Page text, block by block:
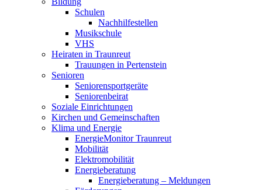
Schulen
Nachhilfestellen
Musikschule
VHS
Heiraten in Traunreut
Trauungen in Pertenstein
Senioren
Seniorensportgeräte
Seniorenbeirat
Soziale Einrichtungen
Kirchen und Gemeinschaften
Klima und Energie
EnergieMonitor Traunreut
Mobilität
Elektromobilität
Energieberatung
Energieberatung – Meldungen